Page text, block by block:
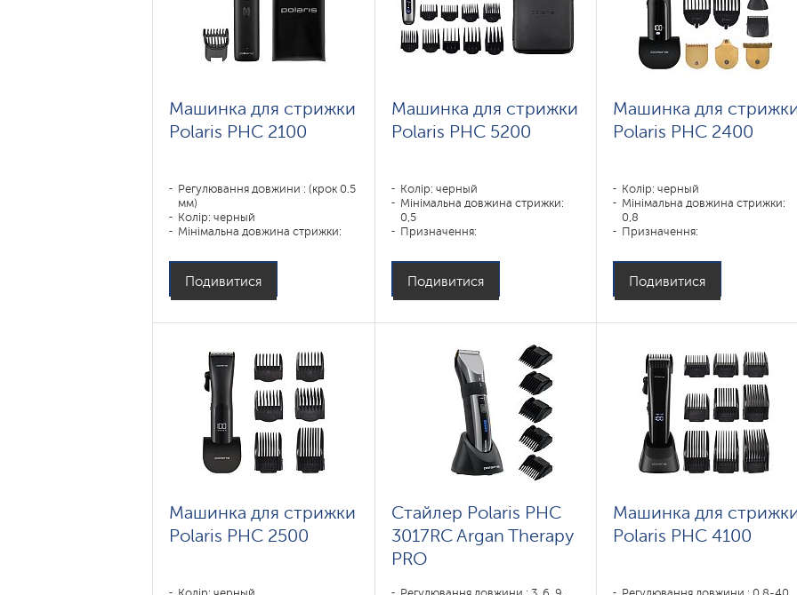
Машинка для стрижки
Polaris PHC 2100
Регулювання довжини : (крок 0.5
мм)
Колір: черный
Мінімальна довжина стрижки:
Призначення:
усы,борода,тело,волосы
Подивитися
Машинка для стрижки
Polaris PHC 5200
Колір: черный
Мінімальна довжина стрижки:
0,5
Призначення:
Подивитися
Машинка для
Polaris PHC 2400
Колір: черный
Мінімальна довжина стрижки:
0,8
Призначення:
Подивитися
Машинка для стрижки
Polaris PHC 2500
Стайлер Polaris PHC
3017RC Argan Therapy
PRO
Машинка для
Polaris PHC 4100